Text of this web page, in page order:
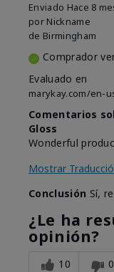
Enviado Hace 8
por Nickname
de Birmingham
Comprador
Evaluado en
marykay.com/en-
Comentarios
Gloss
Wonderful
Mostrar
Conclusión Sí,
¿Le ha
opinión?
10 0